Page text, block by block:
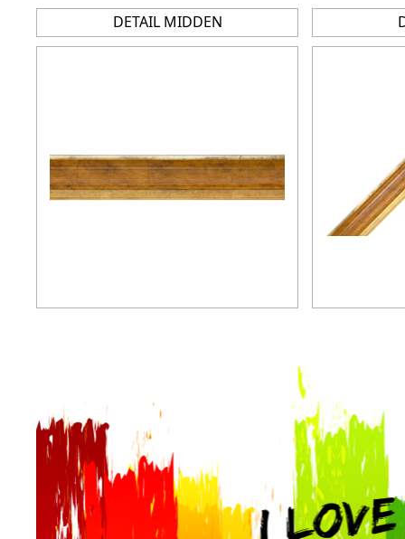
DETAIL MIDDEN